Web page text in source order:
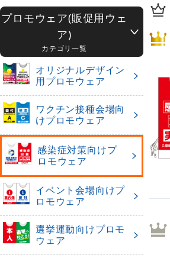
プロモウェア(販促用ウェ
ア)
カテゴリ一覧
オリジナルデザイン
用プロモウェア
ワクチン接種会場向
けプロモウェア
感染症対策向けプ
ロモウェア
イベント会場向けプ
ロモウェア
選挙運動向けプロモ
ウェア